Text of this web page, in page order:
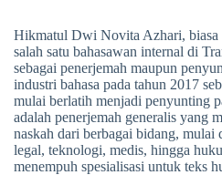
Hikmatul Dwi Novita Azhari,
salah satu bahasawan internal di
sebagai penerjemah maupun
industri bahasa pada tahun 2017
mulai berlatih menjadi penyunting
adalah penerjemah generalis yang
naskah dari berbagai bidang, mulai
legal, teknologi, medis, hingga
menempuh spesialisasi untuk teks